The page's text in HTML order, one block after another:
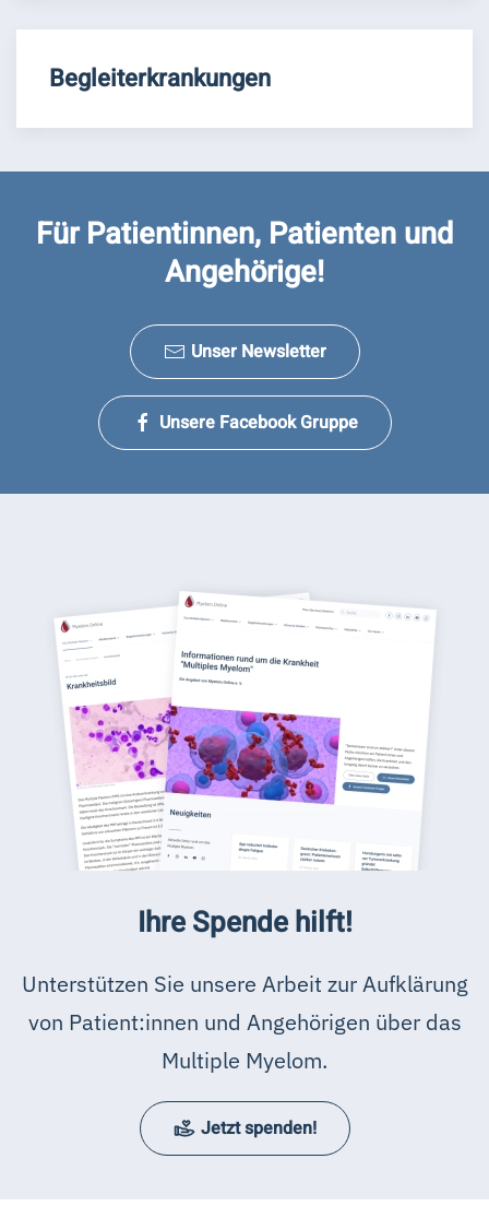
Begleiterkrankungen
Für Patientinnen, Patienten und
Angehörige!
Unser Newsletter
Unsere Facebook Gruppe
Ihre Spende hilft!
Unterstützen Sie unsere Arbeit zur Aufklärung
von Patient:innen und Angehörigen über das
Multiple Myelom.
Jetzt spenden!